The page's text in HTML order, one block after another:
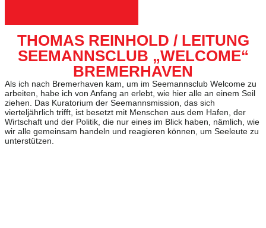
THOMAS REINHOLD / LEITUNG
SEEMANNSCLUB „WELCOME“
BREMERHAVEN
Als ich nach Bremerhaven kam, um im Seemannsclub Welcome zu
arbeiten, habe ich von Anfang an erlebt, wie hier alle an einem Seil
ziehen. Das Kuratorium der Seemannsmission, das sich
vierteljährlich trifft, ist besetzt mit Menschen aus dem Hafen, der
Wirtschaft und der Politik, die nur eines im Blick haben, nämlich, wie
wir alle gemeinsam handeln und reagieren können, um Seeleute zu
unterstützen.